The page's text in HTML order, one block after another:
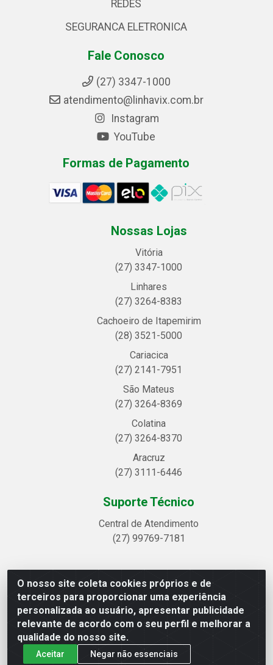
O nosso site coleta cookies próprios e de
terceiros para proporcionar uma experiência
personalizada ao usuário, apresentar publicidade
relevante de acordo com o seu perfil e melhorar a
qualidade do nosso site.
Aceitar Negar não essenciais
REDES
SEGURANCA ELETRONICA
Fale Conosco
(27) 3347-1000
atendimento@linhavix.com.br
Instagram
YouTube
Formas de Pagamento
Nossas Lojas
Vitória
(27) 3347-1000
Linhares
(27) 3264-8383
Cachoeiro de Itapemirim
(28) 3521-5000
Cariacica
(27) 2141-7951
São Mateus
(27) 3264-8369
Colatina
(27) 3264-8370
Aracruz
(27) 3111-6446
Suporte Técnico
Central de Atendimento
(27) 99769-7181
Linhavix Distribuidora LTDA - Avenida Alegre, 2521 -
Quadra314 Lote 05 e 07 - Shell, Linhares/ES - CEP
29.901-605 - CNPJ 20.857.514/0001-75